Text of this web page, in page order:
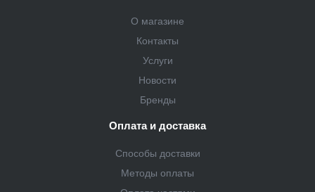
О магазине
Контакты
Услуги
Новости
Бренды
Оплата и доставка
Способы доставки
Методы оплаты